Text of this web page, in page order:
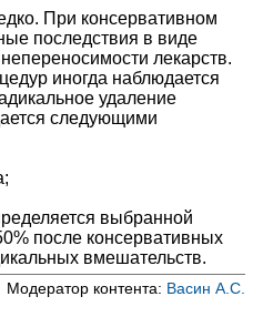
Запись
фильтры
При консервативном
последствия в виде
лекарств.
иногда наблюдается
удаление
следующими
выбранной
после консервативных
вмешательств.
Модератор контента: Васин А.С.